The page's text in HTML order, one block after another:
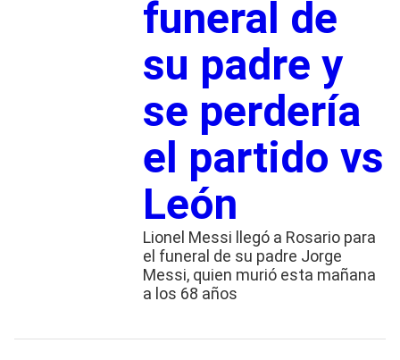
funeral de
su padre y
se perdería
el partido vs
León
Lionel Messi llegó a Rosario para
el funeral de su padre Jorge
Messi, quien murió esta mañana
a los 68 años